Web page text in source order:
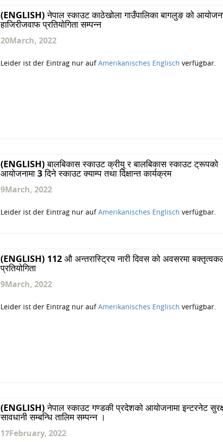
(ENGLISH) नेपाल स्काउट काठेखोला गाउँपालिका बागलुङ को
हाजिरीजवाफ प्रतियोगिता सम्पन्न
20March, 2022
Leider ist der Eintrag nur aufAmerikanisches Englisch verfügbar.
(ENGLISH) बालबिकास स्काउट क्रीयु र बालबिकास स्काउट ट्रूपको
आयोजनामा 3 दिने स्काउट क्याम्प तथा दिक्षान्त कार्यक्रम
9March, 2022
Leider ist der Eintrag nur aufAmerikanisches Englisch verfügbar.
(ENGLISH) 112 औ अन्तरास्ट्रिय नारी दिवस को अवसरमा
प्रतियोगिता
9March, 2022
Leider ist der Eintrag nur aufAmerikanisches Englisch verfügbar.
(ENGLISH) नेपाल स्काउट गण्डकी प्रदेशको आयोजनामा इन्टरनेट
सावधानी सम्बन्धि तालिम सम्पन्न ।
17February, 2022